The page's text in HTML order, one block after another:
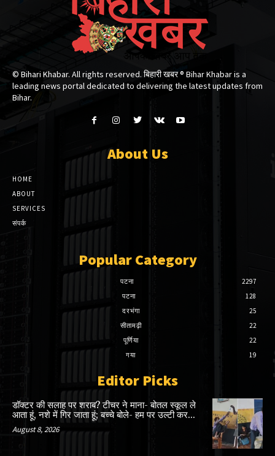
© Bihari Khabar. All rights reserved. बिहारी खबर ®​ Bihar Khabar is a
leading news portal dedicated to delivering the latest updates from
Bihar.
About Us
HOME
ABOUT
SERVICES
संपर्क
Popular Category
पटना
2297
पटना
128
दरभंगा
25
सीतामढ़ी
22
पूर्णिया
22
गया
19
Editor Picks
डॉक्टर की सलाह पर शराब? टीचर ने माना- बोतल स्कूल ले
आता हूं, नशे में गिर जाता हूं; बच्चे बोले- हम पर उल्टी कर...
August 8, 2026